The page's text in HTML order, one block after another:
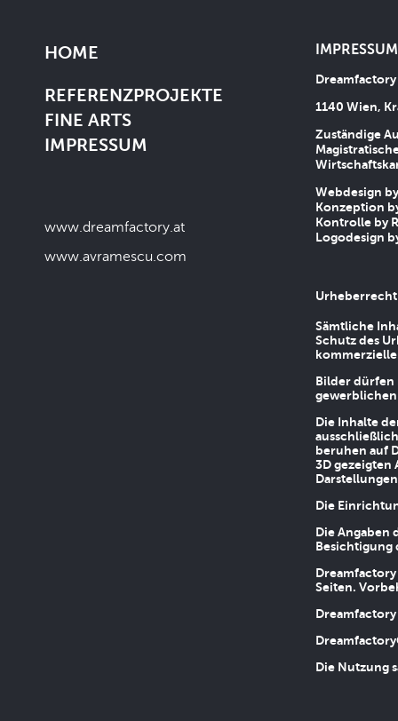
HOME
REFERENZPROJEKTE
FINE ARTS
IMPRESSUM
www.dreamfactory.at
www.avramescu.com
1140 Wien,
Zuständige
Webdesign
Konzeption
Kontrolle by
Logodesign
Urheberrecht
Sämtliche
Schutz des
Bilder dürfen
Die Inhalte
beruhen auf
3D gezeigten
Die
Die
Besichtigung
Seiten.
Die Nutzung